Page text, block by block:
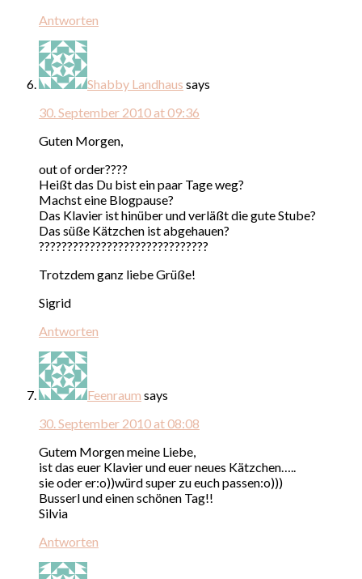
Antworten
Shabby Landhaus says
30. September 2010 at 09:36
Guten Morgen,
out of order????
Heißt das Du bist ein paar Tage weg?
Machst eine Blogpause?
Das Klavier ist hinüber und verläßt die gute Stube?
Das süße Kätzchen ist abgehauen?
??????????????????????????????
Trotzdem ganz liebe Grüße!
Sigrid
Antworten
Feenraum says
30. September 2010 at 08:08
Gutem Morgen meine Liebe,
ist das euer Klavier und euer neues Kätzchen…..
sie oder er:o))würd super zu euch passen:o)))
Busserl und einen schönen Tag!!
Silvia
Antworten